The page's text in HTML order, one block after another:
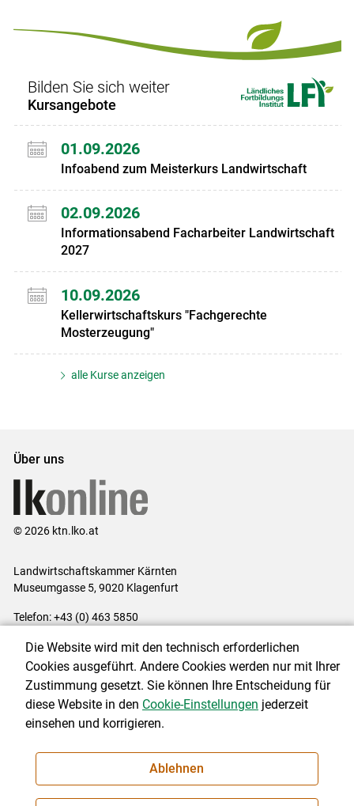
Bilden Sie sich weiter
Kursangebote
01.09.2026
Infoabend zum Meisterkurs Landwirtschaft
02.09.2026
Informationsabend Facharbeiter Landwirtschaft
2027
10.09.2026
Kellerwirtschaftskurs "Fachgerechte
Mosterzeugung"
alle Kurse anzeigen
Über uns
© 2026 ktn.lko.at
Landwirtschaftskammer Kärnten
Museumgasse 5, 9020 Klagenfurt
Telefon: +43 (0) 463 5850
Impressum|Kontakt|Datenschutzerklärung|Barrierefreiheit|
Cookie-Einstellungen
NEWSLETTER
Die Website wird mit den technisch erforderlichen
Cookies ausgeführt. Andere Cookies werden nur mit Ihrer
Zustimmung gesetzt. Sie können Ihre Entscheidung für
diese Website in den Cookie-Einstellungen jederzeit
einsehen und korrigieren.
Ablehnen